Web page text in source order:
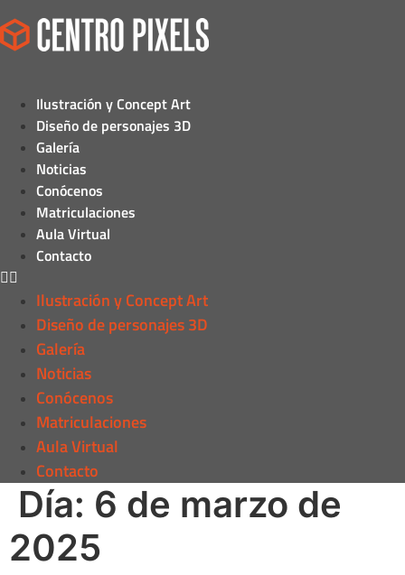
Ilustración y Concept Art
Diseño de personajes 3D
Galería
Noticias
Conócenos
Matriculaciones
Aula Virtual
Contacto
Ilustración y Concept Art
Diseño de personajes 3D
Galería
Noticias
Conócenos
Matriculaciones
Aula Virtual
Contacto
Día: 6 de marzo de
2025